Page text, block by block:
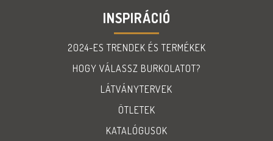
INSPIRÁCIÓ
2024-ES TRENDEK ÉS TERMÉKEK
HOGY VÁLASSZ BURKOLATOT?
LÁTVÁNYTERVEK
ÖTLETEK
KATALÓGUSOK